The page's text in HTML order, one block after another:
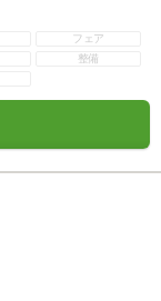
フェア
整備